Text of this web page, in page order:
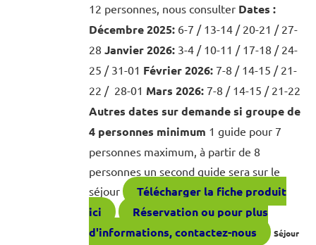
12 personnes, nous consulter Dates :
Décembre 2025:6-7 / 13-14 / 20-21 / 27-
28 Janvier 2026:3-4 / 10-11 / 17-18 / 24-
25 / 31-01 Février 2026:7-8 / 14-15 / 21-
22 / 28-01 Mars 2026:7-8 / 14-15 / 21-22
Autres dates sur demande si groupe de
4 personnes minimum 1 guide pour 7
personnes maximum, à partir de 8
personnes un second guide sera sur le
séjour
Télécharger la fiche produit
ici
Réservation ou pour plus
d'informations, contactez-nous
Séjour